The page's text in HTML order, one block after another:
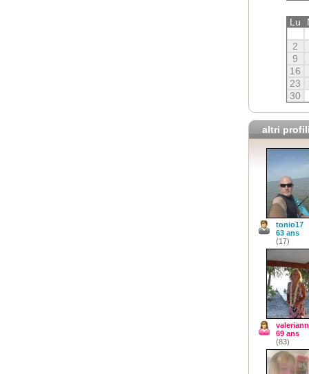
Lu
2
9
16
23
30
altri
tonio17
63 ans
(17)
69 ans
(83)